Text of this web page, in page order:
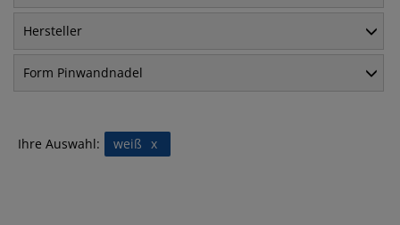
Hersteller
Form Pinwandnadel
Ihre Auswahl: x
weiß